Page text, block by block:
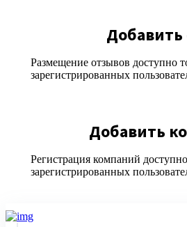
Добавить
Размещение отзывов доступно
зарегистрированных
Добавить
Регистрация компаний
зарегистрированных